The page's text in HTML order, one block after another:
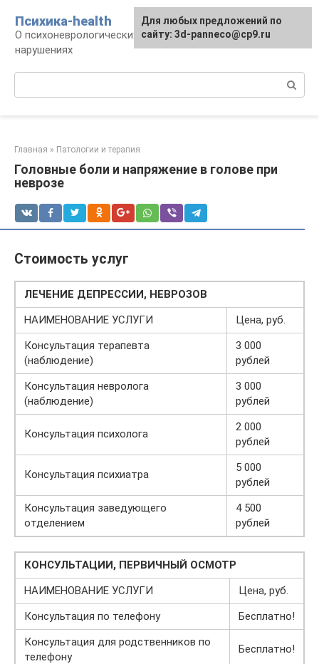
контенту
Психика-health
О психоневрологических патологиях и
нарушениях
Главная » Патологии и терапия
Головные боли и напряжение в голове при
неврозе
Стоимость услуг
ЛЕЧЕНИЕ ДЕПРЕССИИ, НЕВРОЗОВ
НАИМЕНОВАНИЕ УСЛУГИ
Цена, руб.
Консультация терапевта
(наблюдение)
3 000
рублей
Консультация невролога
(наблюдение)
3 000
рублей
Консультация психолога
2 000
рублей
Консультация психиатра
5 000
рублей
Консультация заведующего
отделением
4 500
рублей
КОНСУЛЬТАЦИИ, ПЕРВИЧНЫЙ ОСМОТР
НАИМЕНОВАНИЕ УСЛУГИ
Цена, руб.
Консультация по телефону
Бесплатно!
Консультация для родственников по
телефону
Бесплатно!
Для любых предложений по
сайту: 3d-panneco@cp9.ru